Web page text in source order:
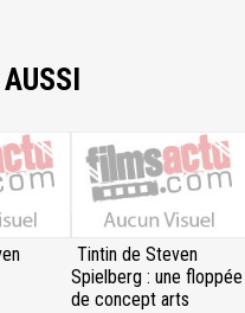
Tintin de Steven
Spielberg : une floppée
de concept arts